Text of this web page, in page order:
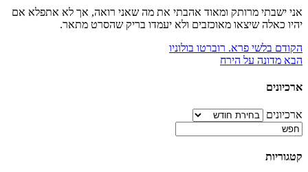
אני ישבתי מרותק ומאוד אהבתי את מה שאני רואה, אך לא אתפלא אם
יהיו כאלה שיצאו מאוכזבים ולא יעמדו בריק שהסרט מתאר.
הקודם בלשי פרא. רוברטו בולוניו
הבא מדונה על הירח
ארכיונים
ארכיונים
קטגוריות